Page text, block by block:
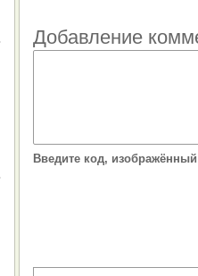
Добавление
Введите код,